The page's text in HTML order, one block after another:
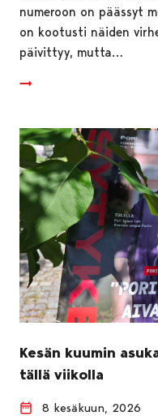
numeroon on päässyt
on kootusti näiden
päivittyy, mutta…
Kesän kuumin
tällä viikolla
8 kesäkuun, 2026